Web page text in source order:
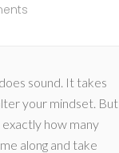
sound. It takes
your mindset. But
exactly how many
along and take